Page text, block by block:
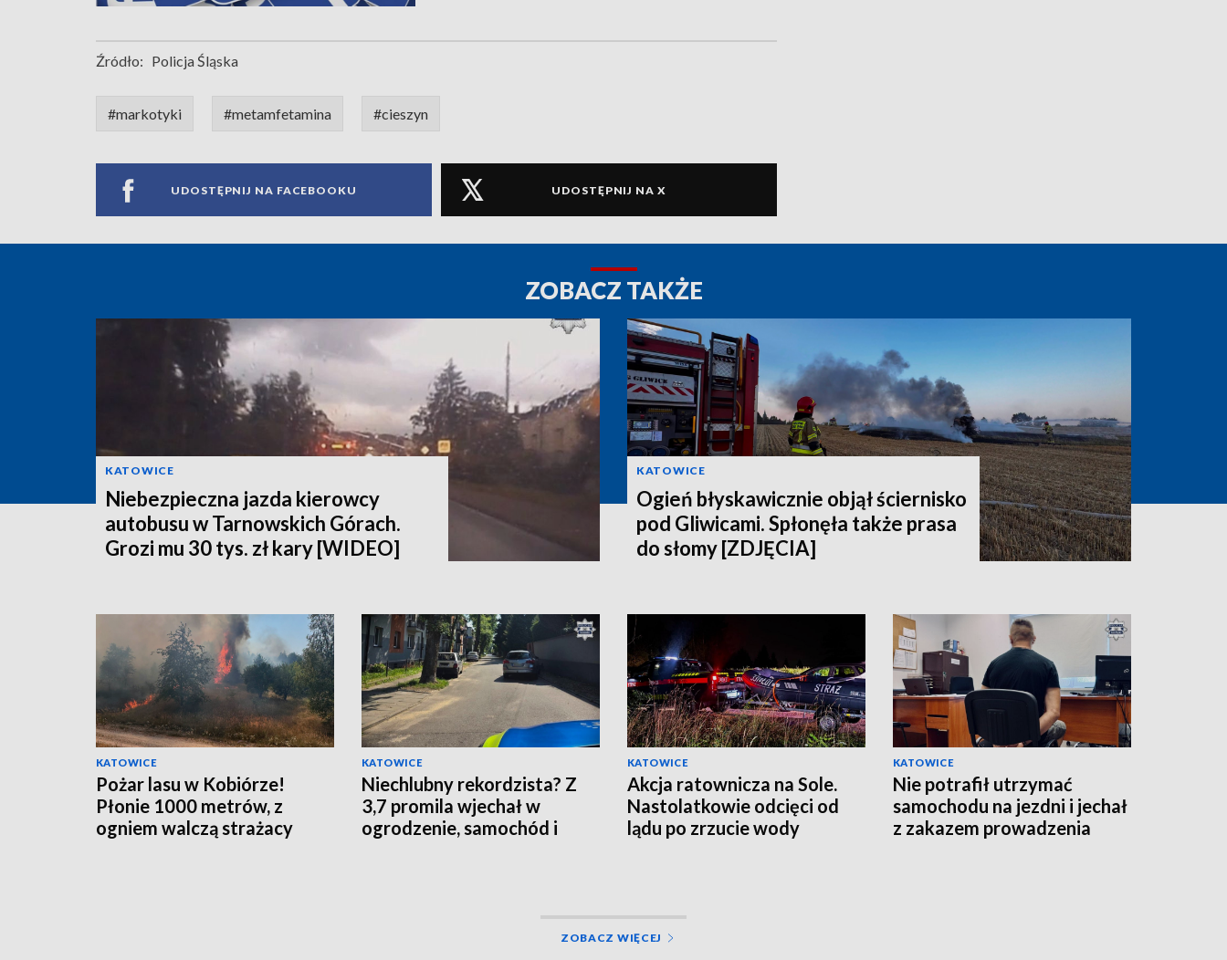
Źródło: Policja Śląska
#markotyki #metamfetamina #cieszyn
UDOSTĘPNIJ NA FACEBOOKU UDOSTĘPNIJ NA X
ZOBACZ TAKŻE
KATOWICE
Niebezpieczna jazda kierowcy
autobusu w Tarnowskich Górach.
Grozi mu 30 tys. zł kary [WIDEO]
KATOWICE
Ogień błyskawicznie objął ściernisko
pod Gliwicami. Spłonęła także prasa
do słomy [ZDJĘCIA]
KATOWICE
Pożar lasu w Kobiórze!
Płonie 1000 metrów, z
ogniem walczą strażacy
KATOWICE
Niechlubny rekordzista? Z
3,7 promila wjechał w
ogrodzenie, samochód i
KATOWICE
Akcja ratownicza na Sole.
Nastolatkowie odcięci od
lądu po zrzucie wody
KATOWICE
Nie potrafił utrzymać
samochodu na jezdni i jechał
z zakazem prowadzenia
ZOBACZ WIĘCEJ